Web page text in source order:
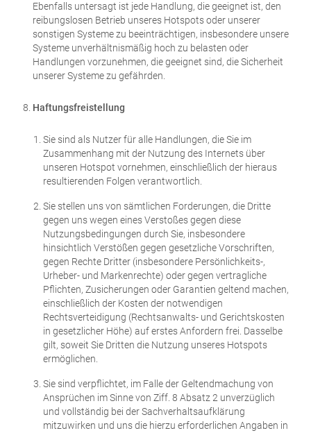
Ebenfalls untersagt ist jede Handlung, die geeignet ist, den
reibungslosen Betrieb unseres Hotspots oder unserer
sonstigen Systeme zu beeinträchtigen, insbesondere unsere
Systeme unverhältnismäßig hoch zu belasten oder
Handlungen vorzunehmen, die geeignet sind, die Sicherheit
unserer Systeme zu gefährden.
Haftungsfreistellung
Sie sind als Nutzer für alle Handlungen, die Sie im
Zusammenhang mit der Nutzung des Internets über
unseren Hotspot vornehmen, einschließlich der hieraus
resultierenden Folgen verantwortlich.
Sie stellen uns von sämtlichen Forderungen, die Dritte
gegen uns wegen eines Verstoßes gegen diese
Nutzungsbedingungen durch Sie, insbesondere
hinsichtlich Verstößen gegen gesetzliche Vorschriften,
gegen Rechte Dritter (insbesondere Persönlichkeits-,
Urheber- und Markenrechte) oder gegen vertragliche
Pflichten, Zusicherungen oder Garantien geltend machen,
einschließlich der Kosten der notwendigen
Rechtsverteidigung (Rechtsanwalts- und Gerichtskosten
in gesetzlicher Höhe) auf erstes Anfordern frei. Dasselbe
gilt, soweit Sie Dritten die Nutzung unseres Hotspots
ermöglichen.
Sie sind verpflichtet, im Falle der Geltendmachung von
Ansprüchen im Sinne von Ziff. 8 Absatz 2 unverzüglich
und vollständig bei der Sachverhaltsaufklärung
mitzuwirken und uns die hierzu erforderlichen Angaben in